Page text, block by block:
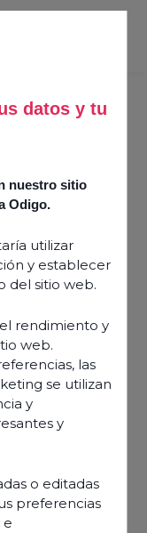
datos y tu
nuestro sitio
Odigo.
utilizar
y establecer
del sitio web.
rendimiento y
web.
las
se utilizan
y
y
o editadas
preferencias
e
cœur des stratégies de
de